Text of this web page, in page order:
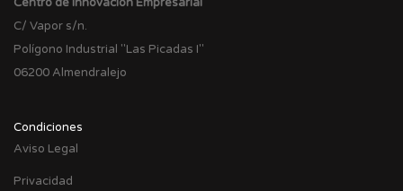
Centro de Innovación Empresarial
C/ Vapor s/n.
Polígono Industrial "Las Picadas I"
06200 Almendralejo
Condiciones
Aviso Legal
Privacidad